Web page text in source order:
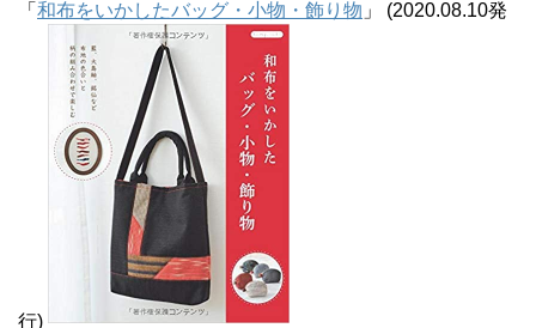
「 和布をいかしたバッグ・小物・飾り物 」 (2020.08.10発
行)